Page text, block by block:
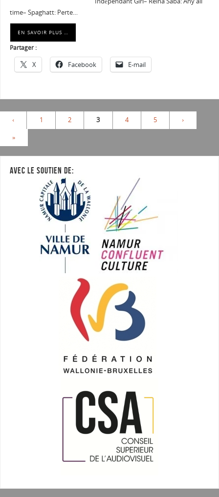
time– Spaghatt: Perte…
EN SAVOIR PLUS …
Partager :
X Facebook E-mail
‹ 1 2 3 4 5 ›
»
AVEC LE SOUTIEN DE: